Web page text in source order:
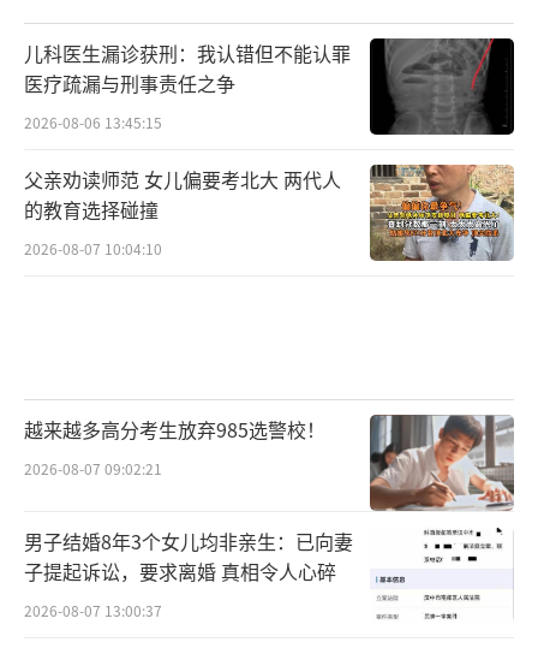
儿科医生漏诊获刑：我认错但不能认罪
医疗疏漏与刑事责任之争
2026-08-06 13:45:15
父亲劝读师范 女儿偏要考北大 两代人
的教育选择碰撞
2026-08-07 10:04:10
越来越多高分考生放弃985选警校！
2026-08-07 09:02:21
男子结婚8年3个女儿均非亲生：已向妻
子提起诉讼，要求离婚 真相令人心碎
2026-08-07 13:00:37